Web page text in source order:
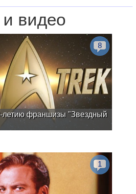
видео
летию франшизы "Звездный
8
1